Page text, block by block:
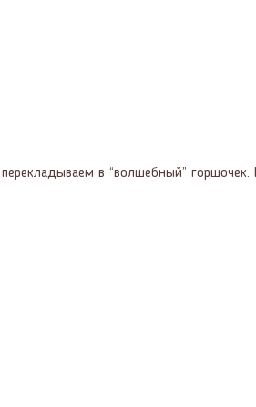
в “волшебный” горшочек.